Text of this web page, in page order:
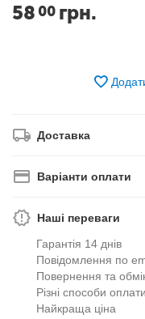
58 00 грн.
Доставка
Варіанти оплати
Наші переваги
Гарантія 14 днів
Повідомлення по
Повернення та
Різні способи оплати
Найкраща ціна